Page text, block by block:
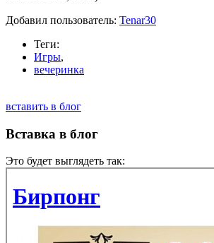
Добавил пользователь: Tenar30
Теги:
Игры,
вечеринка
вставить в блог
Вставка в блог
Это будет выглядеть так: